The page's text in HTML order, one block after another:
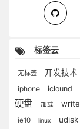
标签云
无标签 开发技术
iphone iclound
硬盘
加载 write
ie10 linux udisk